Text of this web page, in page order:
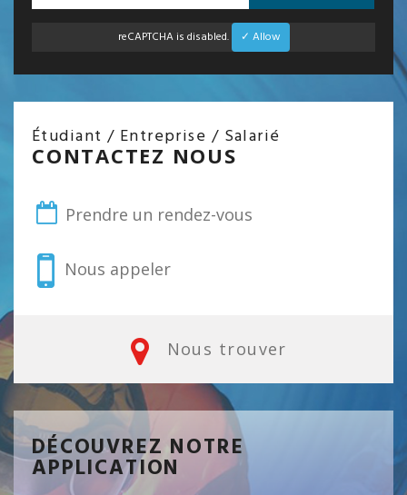
reCAPTCHA is disabled. ✓ Allow
Étudiant / Entreprise / Salarié
CONTACTEZ NOUS
Prendre un rendez-vous
Nous appeler
Nous trouver
DÉCOUVREZ NOTRE
APPLICATION